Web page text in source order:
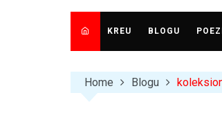
KREU BLOGU POEZI
Home Blogu